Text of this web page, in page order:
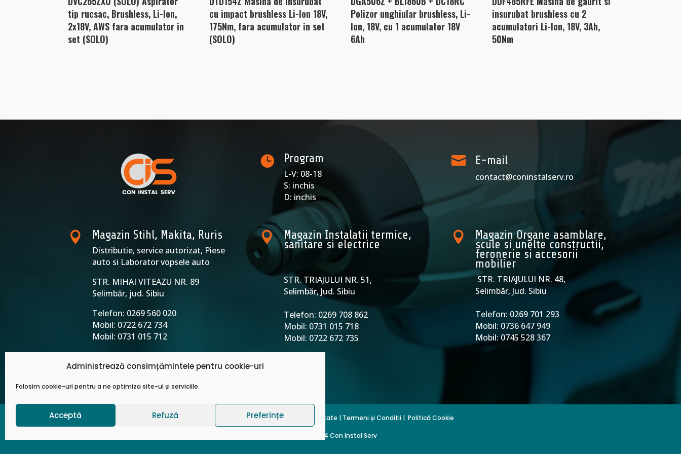
Administrează consimțămintele pentru cookie-uri
Folosim cookie-uri pentru a ne optimiza site-ul și serviciile.
Acceptă Refuză Preferințe
tip rucsac, Brushless, Li-Ion,
2x18V, AWS fara acumulator in
set (SOLO)
cu impact brushless Li-Ion 18V,
175Nm, fara acumulator in set
(SOLO)
Polizor unghiular brushless, Li-
Ion, 18V, cu 1 acumulator 18V
6Ah
insurubat brushless cu 2
acumulatori Li-Ion, 18V, 3Ah,
50Nm
 Program
L-V: 08-18
S: inchis
D: inchis
 E-mail
contact@coninstalserv.ro
 Magazin Stihl, Makita, Ruris
Distributie, service autorizat, Piese
auto si Laborator vopsele auto
STR. MIHAI VITEAZU NR. 89
Selimbăr, jud. Sibiu
Telefon: 0269 560 020
Mobil: 0722 672 734
Mobil: 0731 015 712
 Magazin Instalatii termice,
sanitare si electrice
STR. TRIAJULUI NR. 51,
Selimbăr, Jud. Sibiu
Telefon: 0269 708 862
Mobil: 0731 015 718
Mobil: 0722 672 735
 Magazin Organe asamblare,
scule si unelte constructii,
feronerie si accesorii
mobilier
STR. TRIAJULUI NR. 48,
Selimbăr, Jud. Sibiu
Telefon: 0269 701 293
Mobil: 0736 647 949
Mobil: 0745 528 367
|Politică de Confidențialitate | Termeni și Conditii| Politică Cookie
© 2024 Con Instal Serv